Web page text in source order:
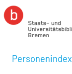
Personenindex